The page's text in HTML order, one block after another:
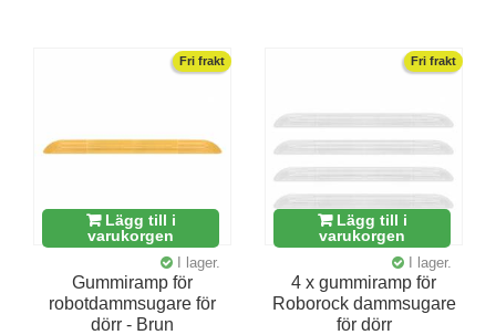
Fri frakt
Lägg till i
varukorgen
I lager.
Gummiramp för
robotdammsugare för
dörr - Brun
Fri frakt
Lägg till i
varukorgen
I lager.
4 x gummiramp för
Roborock dammsugare
för dörr